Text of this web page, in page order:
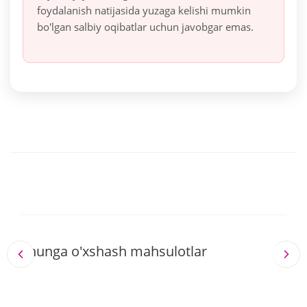
foydalanish natijasida yuzaga kelishi mumkin
bo'lgan salbiy oqibatlar uchun javobgar emas.
Shunga o'xshash mahsulotlar